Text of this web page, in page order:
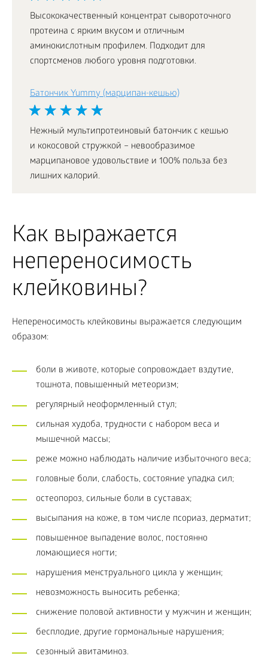
Высококачественный концентрат сывороточного
протеина с ярким вкусом и отличным
аминокислотным профилем. Подходит для
спортсменов любого уровня подготовки.
Батончик Yummy (марципан-кешью)
Нежный мультипротеиновый батончик с кешью
и кокосовой стружкой – невообразимое
марципановое удовольствие и 100% польза без
лишних калорий.
Как выражается
непереносимость
клейковины?
Непереносимость клейковины выражается следующим
образом:
боли в животе, которые сопровождает вздутие,
тошнота, повышенный метеоризм;
регулярный неоформленный стул;
сильная худоба, трудности с набором веса и
мышечной массы;
реже можно наблюдать наличие избыточного веса;
головные боли, слабость, состояние упадка сил;
остеопороз, сильные боли в суставах;
высыпания на коже, в том числе псориаз, дерматит;
повышенное выпадение волос, постоянно
ломающиеся ногти;
нарушения менструального цикла у женщин;
невозможность выносить ребенка;
снижение половой активности у мужчин и женщин;
бесплодие, другие гормональные нарушения;
сезонный авитаминоз.